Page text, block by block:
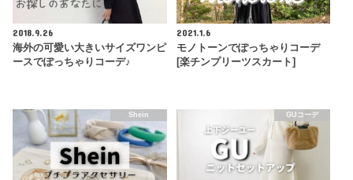
2018.9.26
海外の可愛い大きいサイズワンピ
ースでぽっちゃりコーデ♪
2021.1.6
モノトーンでぽっちゃりコーデ
[楽チンプリーツスカート]
Shein GUコーデ